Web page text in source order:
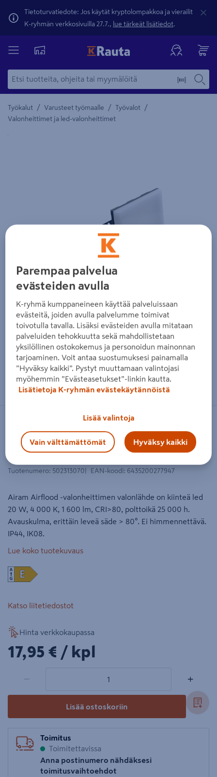
Tietoturvatiedote: Jos käytät kryptolompakkoa ja vierailit
K-ryhmän verkkosivuilla 27.7., lue tärkeät lisätiedot.
Työkalut / Varusteet työmaalle / Työvalot /
Valonheittimet ja led-valonheittimet
Yksityiskohtainen kuvaus löytyy Tuotteen kuvaus -
Edellinen
Zoomaa kuvaa sormilla kosketusnäytöllä
Valonheitin Airam Airflood 4000K
20W musta
Tuotenumero: 502313070 EAN-koodi: 6435200277947
Airam Airflood -valonheittimen valonlähde on kiinteä led
20 W, 4 000 K, 1 600 lm, CRI>80, polttoikä 25 000 h.
Avauskulma, erittäin leveä säde > 80°. Ei himmennettävä.
IP44, IK08.
Lue koko tuotekuvaus
Katso liitetiedostot
Hinta verkkokaupassa
17,95€/kpl
17,95 € / kpl
− +
Lisää ostoskoriin
Toimitus
Toimitettavissa
Anna postinumero nähdäksesi
toimitusvaihtoehdot
Parempaa palvelua
evästeiden avulla
K-ryhmä kumppaneineen käyttää palveluissaan
evästeitä, joiden avulla palvelumme toimivat
toivotulla tavalla. Lisäksi evästeiden avulla mitataan
palveluiden tehokkuutta sekä mahdollistetaan
yksilöllinen ostokokemus ja personoidun mainonnan
tarjoaminen. Voit antaa suostumuksesi painamalla
”Hyväksy kaikki”. Pystyt muuttamaan valintojasi
myöhemmin ”Evästeasetukset”-linkin kautta.
Lisätietoja K-ryhmän evästekäytännöistä
Lisää valintoja
Vain välttämättömät Hyväksy kaikki